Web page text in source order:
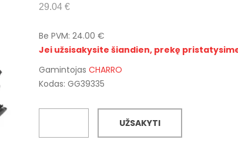
29.04 €
Be PVM: 24.00 €
Jei užsisakysite šiandien, prekę
Gamintojas CHARRO
Kodas: GG39335
UŽSAKYTI